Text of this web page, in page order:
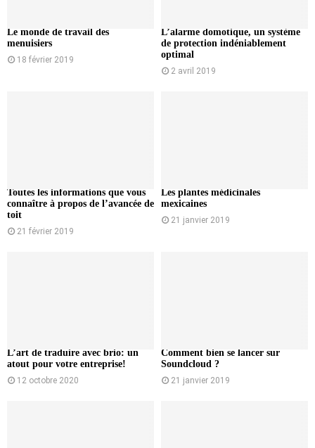
Le monde de travail des
menuisiers
18 février 2019
L’alarme domotique, un système
de protection indéniablement
optimal
2 avril 2019
Toutes les informations que vous
connaître à propos de l’avancée de
toit
21 février 2019
Les plantes médicinales
mexicaines
21 janvier 2019
L’art de traduire avec brio: un
atout pour votre entreprise!
12 octobre 2020
Comment bien se lancer sur
Soundcloud ?
21 janvier 2019